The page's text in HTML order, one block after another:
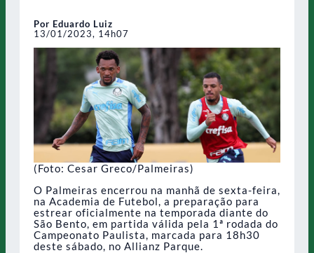
Por Eduardo Luiz
13/01/2023, 14h07
(Foto: Cesar Greco/Palmeiras)
O Palmeiras encerrou na manhã de sexta-feira,
na Academia de Futebol, a preparação para
estrear oficialmente na temporada diante do
São Bento, em partida válida pela 1ª rodada do
Campeonato Paulista, marcada para 18h30
deste sábado, no Allianz Parque.